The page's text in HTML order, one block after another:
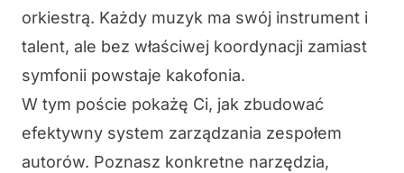
orkiestrą. Każdy muzyk ma swój instrument i
talent, ale bez właściwej koordynacji zamiast
symfonii powstaje kakofonia.
W tym poście pokażę Ci, jak zbudować
efektywny system zarządzania zespołem
autorów. Poznasz konkretne narzędzia,